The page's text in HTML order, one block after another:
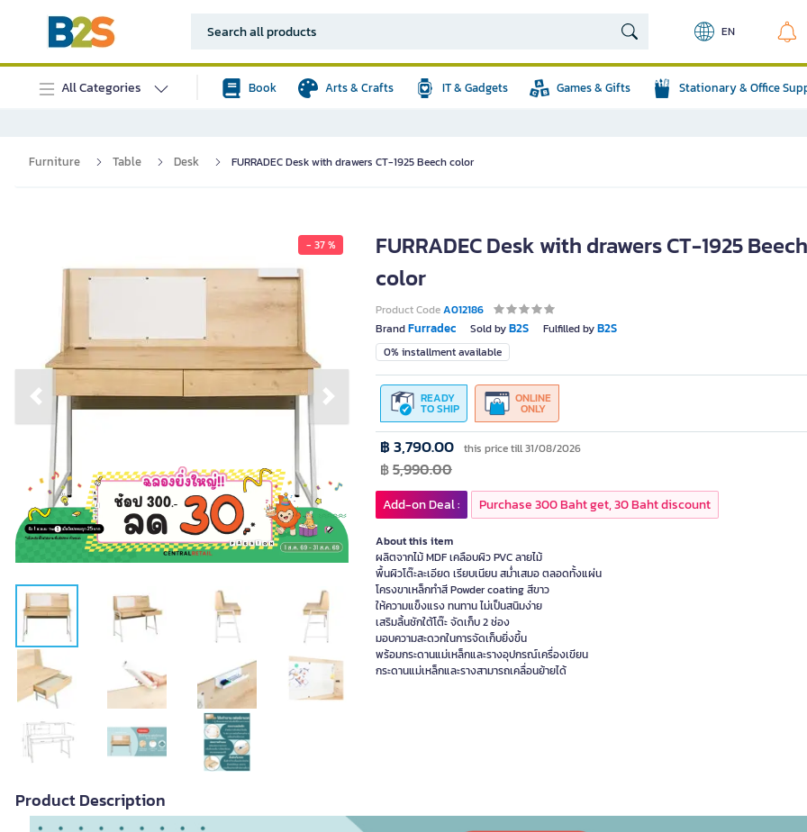
EN
All Categories Book Arts & Crafts IT & Gadgets Games & Gifts Stationary & Office
Furniture Table Desk FURRADEC Desk with drawers CT-1925 Beech color
- 37 %
Previous slide Next slide
FURRADEC Desk with drawers CT-1925 Beech
color
Product CodeA012186
BrandFurradec Sold byB2S Fulfilled byB2S
0% installment available
READY
TO SHIP
ONLINE
ONLY
฿ 3,790.00 this price till 31/08/2026
฿5,990.00
Add-on Deal : Purchase 300 Baht get, 30 Baht discount
About this item
ผลิตจากไม้ MDF เคลือบผิว PVC ลายไม้
พื้นผิวโต๊ะละเอียด เรียบเนียน สม่ำเสมอ ตลอดทั้งแผ่น
โครงขาเหล็กทำสี Powder coating สีขาว
ให้ความแข็งแรง ทนทาน ไม่เป็นสนิมง่าย
เสริมลิ้นชักใต้โต๊ะ จัดเก็บ 2 ช่อง
มอบความสะดวกในการจัดเก็บยิ่งขึ้น
พร้อมกระดานแม่เหล็กและรางอุปกรณ์เครื่องเขียน
กระดานแม่เหล็กและรางสามารถเคลื่อนย้ายได้
Product Description